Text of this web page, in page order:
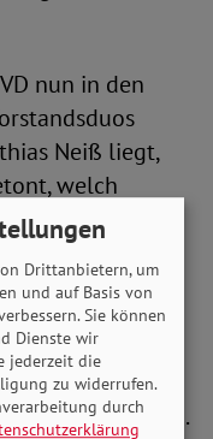
nun in den
Neiß liegt,
welch
Außerdem
zu werden.
begrüßt
SoVD: "Der
Schwächsten ein.
Drittanbietern, um
und auf Basis von
Sie können
Dienste wir
jederzeit die
zu widerrufen.
durch